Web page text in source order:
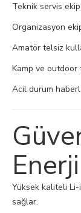
Teknik servis
Organizasyon
Amatör telsiz
Kamp ve
Acil durum
Yüksek kaliteli
sağlar.